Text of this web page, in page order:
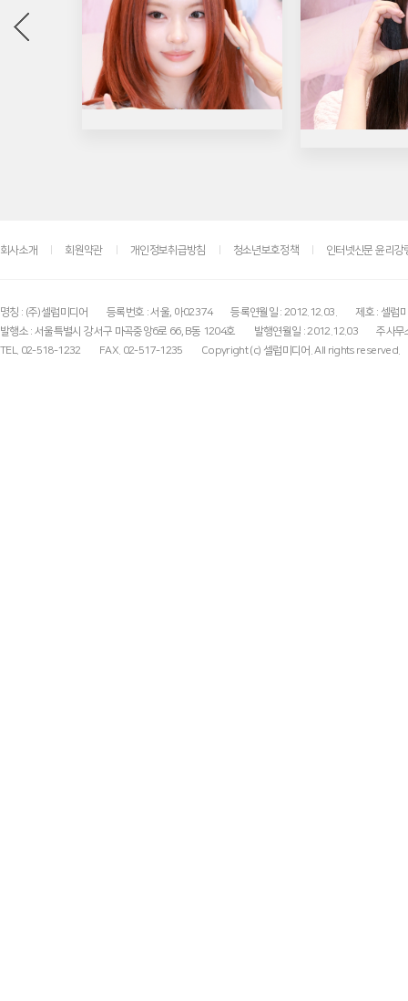
회사소개 회원약관 개인정보취급방침 청소년보호정책 인터넷신문 윤리강
명칭 : (주)셀럽미디어 등록번호 : 서울, 아02374 등록연월일 : 2012.12.03.
제호 : 셀럽
발행소 : 서울특별시 강서구 마곡중앙6로 66, B동 1204호
발행연월일 : 2012.12.03
주사무
TEL. 02-518-1232
FAX. 02-517-1235 Copyright (c) 셀럽미디어. All rights reserved.